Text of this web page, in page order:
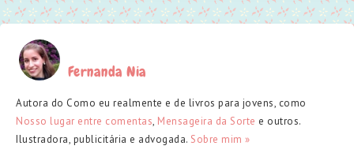
Fernanda Nia
Autora do Como eu realmente e de livros para jovens, como
Nosso lugar entre comentas, Mensageira da Sorte e outros.
Ilustradora, publicitária e advogada. Sobre mim »